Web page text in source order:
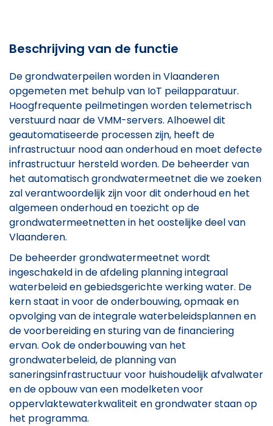
Beschrijving van de functie
De grondwaterpeilen worden in Vlaanderen
opgemeten met behulp van IoT peilapparatuur.
Hoogfrequente peilmetingen worden telemetrisch
verstuurd naar de VMM-servers. Alhoewel dit
geautomatiseerde processen zijn, heeft de
infrastructuur nood aan onderhoud en moet defecte
infrastructuur hersteld worden. De beheerder van
het automatisch grondwatermeetnet die we zoeken
zal verantwoordelijk zijn voor dit onderhoud en het
algemeen onderhoud en toezicht op de
grondwatermeetnetten in het oostelijke deel van
Vlaanderen.
De beheerder grondwatermeetnet wordt
ingeschakeld in de afdeling planning integraal
waterbeleid en gebiedsgerichte werking water. De
kern staat in voor de onderbouwing, opmaak en
opvolging van de integrale waterbeleidsplannen en
de voorbereiding en sturing van de financiering
ervan. Ook de onderbouwing van het
grondwaterbeleid, de planning van
saneringsinfrastructuur voor huishoudelijk afvalwater
en de opbouw van een modelketen voor
oppervlaktewaterkwaliteit en grondwater staan op
het programma.